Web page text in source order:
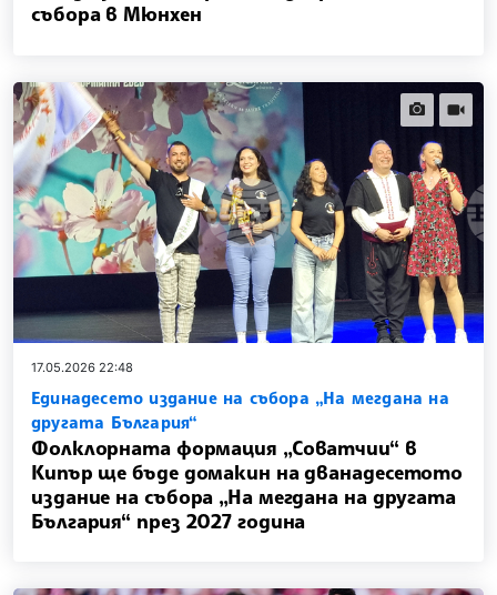
събора в Мюнхен
news.images
17.05.2026 22:48
Единадесето издание на събора „На мегдана на
другата България“
Фолклорната формация „Соватчии“ в
Кипър ще бъде домакин на дванадесетото
издание на събора „На мегдана на другата
България“ през 2027 година